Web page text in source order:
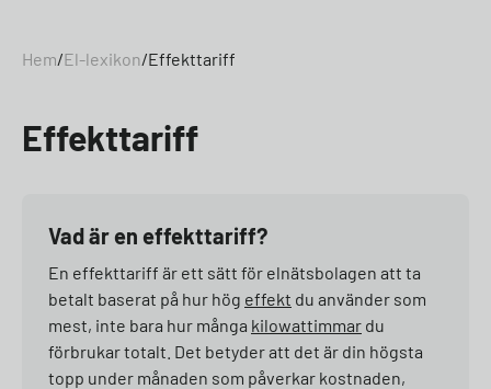
Hem/El-lexikon/Effekttariff
Effekttariff
Vad är en effekttariff?
En effekttariff är ett sätt för elnätsbolagen att ta
betalt baserat på hur hög effekt du använder som
mest, inte bara hur många kilowattimmar du
förbrukar totalt. Det betyder att det är din högsta
topp under månaden som påverkar kostnaden,